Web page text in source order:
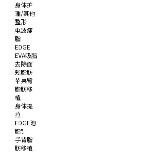
身体护
理/其他
整形
电波瘦
脂
EDGE
EVA吸脂
去除面
颊脂肪
苹果臀
脂肪移
植
身体提
拉
EDGE溶
脂针
手背脂
肪移植